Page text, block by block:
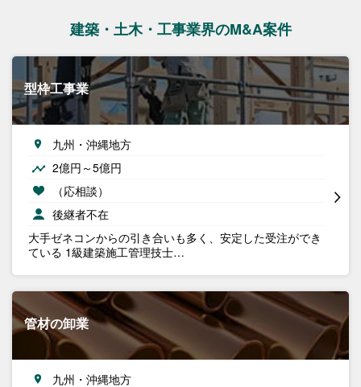
建築・土木・工事業界のM&A案件
型枠工事業
九州・沖縄地方
2億円～5億円
（応相談）
後継者不在
大手ゼネコンからの引き合いも多く、安定した受注ができ
ている 1級建築施工管理技士…
管材の卸業
九州・沖縄地方